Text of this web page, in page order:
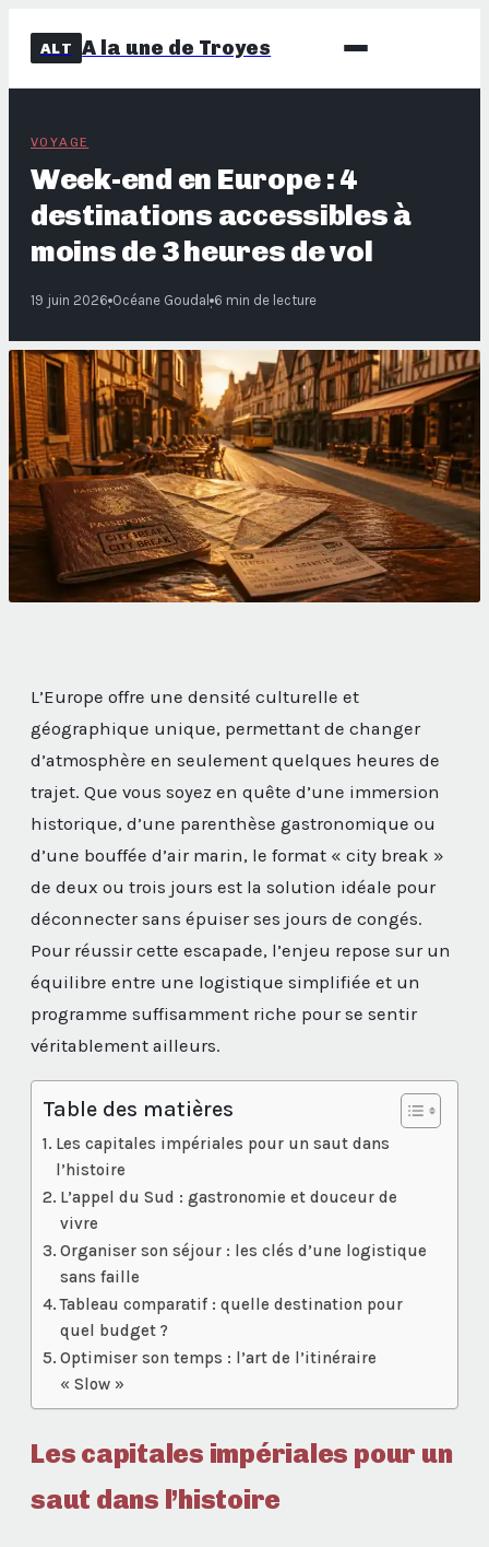
ALT A la une de Troyes
VOYAGE
Week-end en Europe : 4
destinations accessibles à
moins de 3 heures de vol
19 juin 2026· Océane Goudal · 6 min de lecture
L’Europe offre une densité culturelle et
géographique unique, permettant de changer
d’atmosphère en seulement quelques heures de
trajet. Que vous soyez en quête d’une immersion
historique, d’une parenthèse gastronomique ou
d’une bouffée d’air marin, le format « city break »
de deux ou trois jours est la solution idéale pour
déconnecter sans épuiser ses jours de congés.
Pour réussir cette escapade, l’enjeu repose sur un
équilibre entre une logistique simplifiée et un
programme suffisamment riche pour se sentir
véritablement ailleurs.
Table des matières
Les capitales impériales pour un saut dans
l’histoire
L’appel du Sud : gastronomie et douceur de
vivre
Organiser son séjour : les clés d’une logistique
sans faille
Tableau comparatif : quelle destination pour
quel budget ?
Optimiser son temps : l’art de l’itinéraire
« Slow »
Les capitales impériales pour un
saut dans l’histoire